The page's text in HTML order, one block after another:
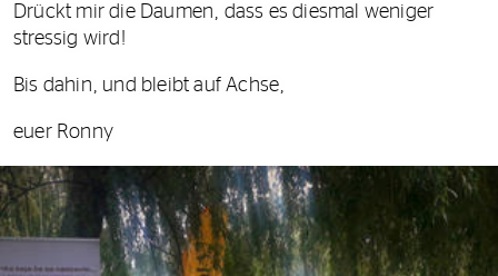
Drückt mir die Daumen, dass es diesmal weniger
stressig wird!
Bis dahin, und bleibt auf Achse,
euer Ronny